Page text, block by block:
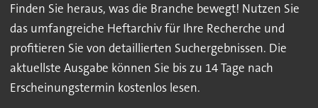
Finden Sie heraus, was die Branche bewegt! Nutzen Sie
das umfangreiche Heftarchiv für Ihre Recherche und
profitieren Sie von detaillierten Suchergebnissen. Die
aktuellste Ausgabe können Sie bis zu 14 Tage nach
Erscheinungstermin kostenlos lesen.